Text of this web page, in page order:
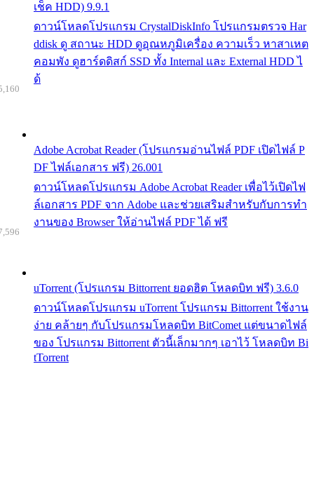
เช็ค HDD) 9.9.1
ดาวน์โหลดโปรแกรม CrystalDiskInfo โปรแกรมตรวจ Har
ddisk ดู สถานะ HDD ดูอุณหภูมิเครื่อง ความเร็ว หาสาเหต
คอมพัง ดูฮาร์ดดิสก์ SSD ทั้ง Internal และ External HDD ไ
ด้
Adobe Acrobat Reader (โปรแกรมอ่านไฟล์ PDF เปิดไฟล์ P
DF ไฟล์เอกสาร ฟรี) 26.001
ดาวน์โหลดโปรแกรม Adobe Acrobat Reader เพื่อไว้เปิดไฟ
ล์เอกสาร PDF จาก Adobe และช่วยเสริมสำหรับกับการทำ
งานของ Browser ให้อ่านไฟล์ PDF ได้ ฟรี
uTorrent (โปรแกรม Bittorrent ยอดฮิต โหลดบิท ฟรี) 3.6.0
ดาวน์โหลดโปรแกรม uTorrent โปรแกรม Bittorrent ใช้งาน
ง่าย คล้ายๆ กับโปรแกรมโหลดบิท BitComet แต่ขนาดไฟล์
ของ โปรแกรม Bittorrent ตัวนี้เล็กมากๆ เอาไว้ โหลดบิท Bi
tTorrent